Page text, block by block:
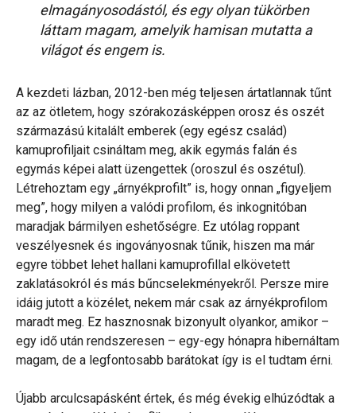
elmagányosodástól, és egy olyan tükörben
láttam magam, amelyik hamisan mutatta a
világot és engem is.
A kezdeti lázban, 2012-ben még teljesen ártatlannak tűnt
az az ötletem, hogy szórakozásképpen orosz és oszét
származású kitalált emberek (egy egész család)
kamuprofiljait csináltam meg, akik egymás falán és
egymás képei alatt üzengettek (oroszul és oszétul).
Létrehoztam egy „árnyékprofilt” is, hogy onnan „figyeljem
meg”, hogy milyen a valódi profilom, és inkognitóban
maradjak bármilyen eshetőségre. Ez utólag roppant
veszélyesnek és ingoványosnak tűnik, hiszen ma már
egyre többet lehet hallani kamuprofillal elkövetett
zaklatásokról és más bűncselekményekről. Persze mire
idáig jutott a közélet, nekem már csak az árnyékprofilom
maradt meg. Ez hasznosnak bizonyult olyankor, amikor –
egy idő után rendszeresen – egy-egy hónapra hibernáltam
magam, de a legfontosabb barátokat így is el tudtam érni.
Újabb arculcsapásként értek, és még évekig elhúzódtak a